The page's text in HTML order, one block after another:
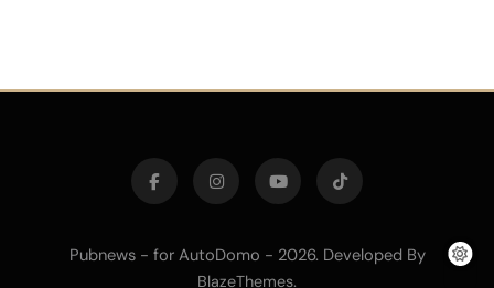
Pubnews - for AutoDomo - 2026. Developed By
BlazeThemes.